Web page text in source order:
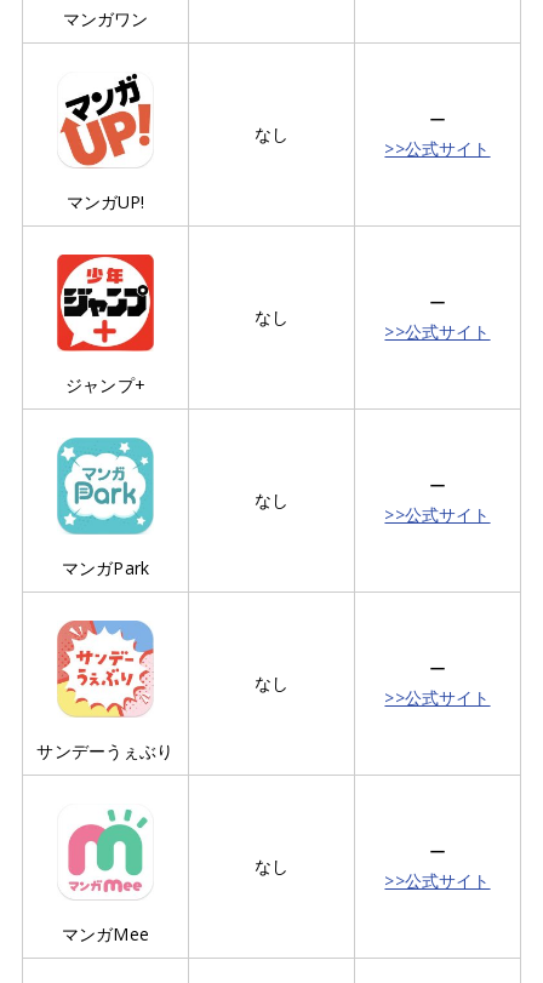
マンガワン
マンガUP!
なし
ー
>>公式サイト
ジャンプ+
なし
ー
>>公式サイト
マンガPark
なし
ー
>>公式サイト
サンデーうぇぶり
なし
ー
>>公式サイト
マンガMee
なし
ー
>>公式サイト